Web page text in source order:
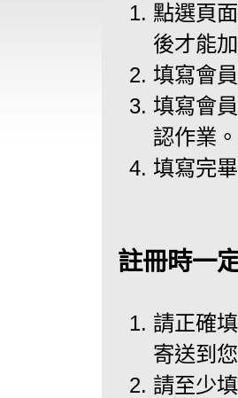
點選頁
後才能
填寫會
填寫會
認作業。
填寫完
註冊時一
請正確
寄送到
請至少